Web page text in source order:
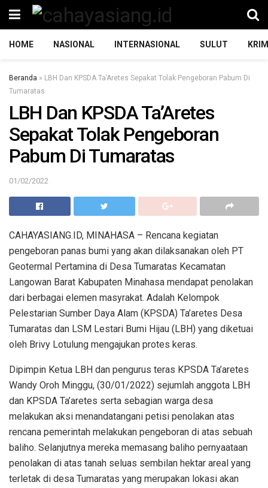
HOME NASIONAL INTERNASIONAL SULUT
Beranda » LBH Dan KPSDA Ta’Aretes Sepakat Tolak Pengeboran Pabum Di
Tumaratas
LBH Dan KPSDA Ta’Aretes
Sepakat Tolak Pengeboran
Pabum Di Tumaratas
01/02/2022
CAHAYASIANG.ID, MINAHASA – Rencana kegiatan
pengeboran panas bumi yang akan dilaksanakan oleh PT
Geotermal Pertamina di Desa Tumaratas Kecamatan
Langowan Barat Kabupaten Minahasa mendapat penolakan
dari berbagai elemen masyrakat. Adalah Kelompok
Pelestarian Sumber Daya Alam (KPSDA) Ta’aretes Desa
Tumaratas dan LSM Lestari Bumi Hijau (LBH) yang diketuai
oleh Brivy Lotulung mengajukan protes keras.
Dipimpin Ketua LBH dan pengurus teras KPSDA Ta’aretes
Wandy Oroh Minggu, (30/01/2022) sejumlah anggota LBH
dan KPSDA Ta’aretes serta sebagian warga desa
melakukan aksi menandatangani petisi penolakan atas
rencana pemerintah melakukan pengeboran di atas sebuah
baliho. Selanjutnya mereka memasang baliho pernyaataan
penolakan di atas tanah seluas sembilan hektar areal yang
terletak di desa Tumaratas yang merupakan lokasi akan